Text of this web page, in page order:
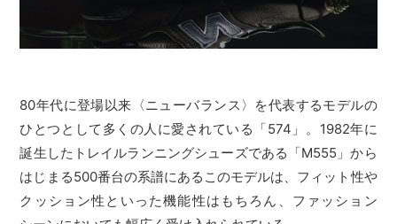
80年代に登場以来〈ニューバランス〉を代表するモデルの
ひとつとして多くの人に愛されている「574」。1982年に
誕生したトレイルランニングシューズである「M555」から
はじまる500番台の系譜にあるこのモデルは、フィット性や
クッション性といった機能性はもちろん、ファッション